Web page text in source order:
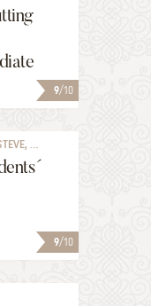
9/10
9/10
...